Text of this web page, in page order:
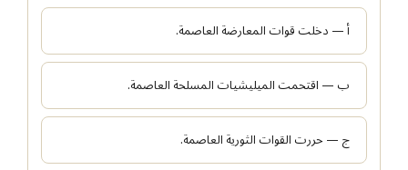
أ — دخلت قوات المعارضة العاصمة.
ب — اقتحمت الميليشيات المسلحة العاصمة.
ج — حررت القوات الثورية العاصمة.